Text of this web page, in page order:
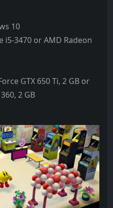
10
i5-3470 or AMD Radeon
GTX 650 Ti, 2 GB or
2 GB